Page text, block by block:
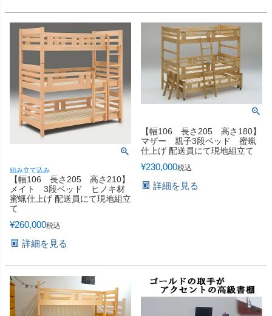
組み立て込み
【幅106 長さ205 高さ210】
メイト 3段ベッド ヒノキ材
蜜蝋仕上げ 配送員にて現地組立
て
¥260,000税込
詳細を見る
【幅106 長さ205 高さ180】
マザー 親子3段ベッド 蜜蝋
仕上げ 配送員にて現地組立て
¥230,000税込
詳細を見る